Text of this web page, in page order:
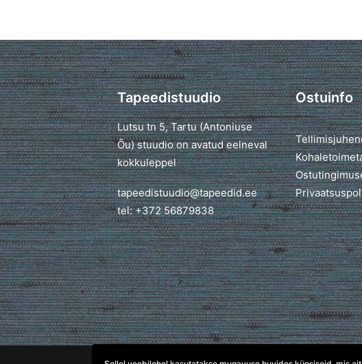
Tapeedistuudio
Lutsu tn 5, Tartu (Antoniuse
Õu) stuudio on avatud eelneval
kokkuleppel
tapeedistuudio@tapeedid.ee
tel: +372 56879838
Ostuinfo